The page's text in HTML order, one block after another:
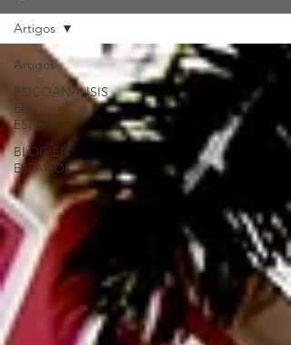
Artigos
PSICOANÁLISIS
EN
ESPAÑOL
BLOG EN
ESPAÑOL
Artigos